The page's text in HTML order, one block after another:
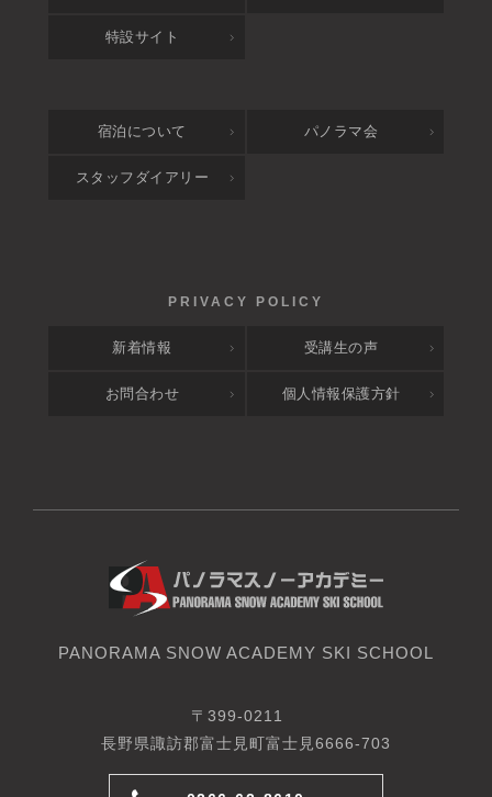
特設サイト
宿泊について パノラマ会
スタッフダイアリー
新着情報 受講生の声
お問合わせ 個人情報保護方針
PANORAMA SNOW ACADEMY SKI SCHOOL
〒399-0211
長野県諏訪郡富士見町富士見6666-703